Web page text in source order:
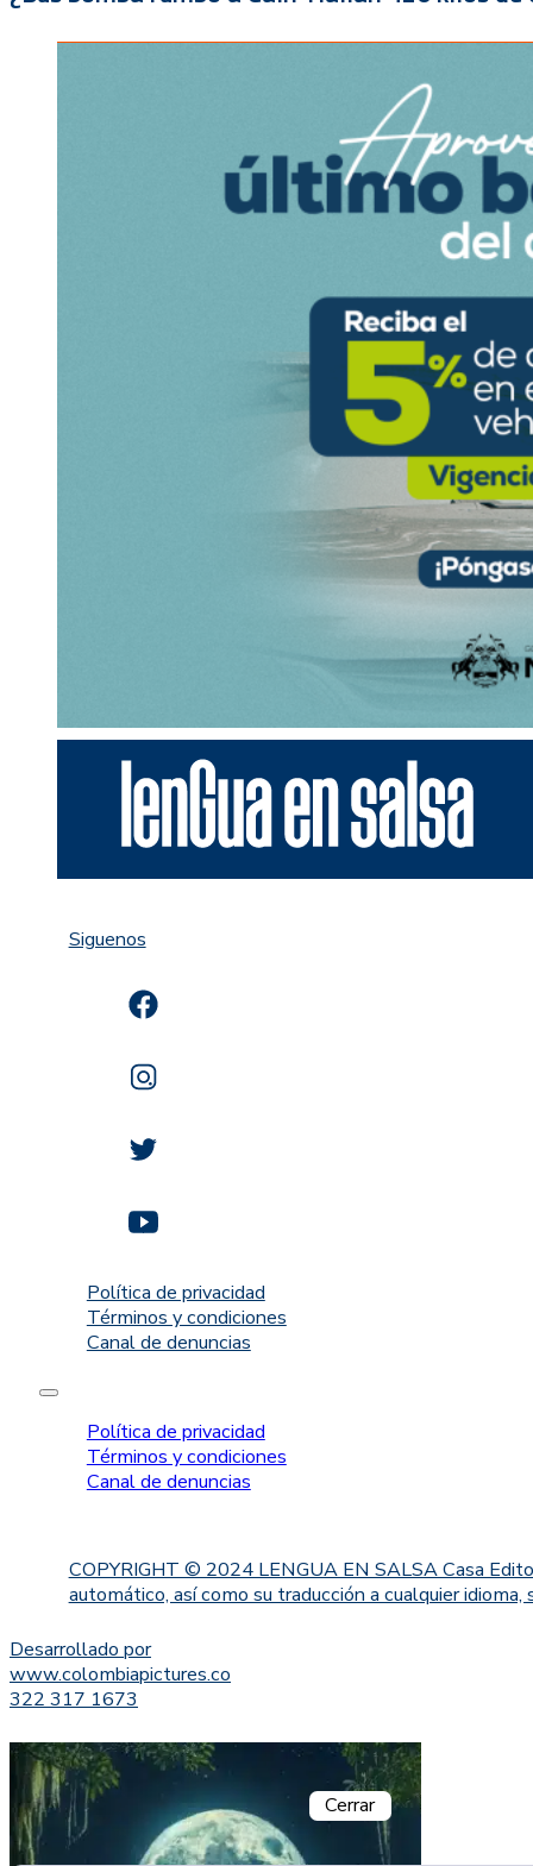
Siguenos
Política de privacidad
Términos y condiciones
Canal de denuncias
Política de privacidad
Términos y condiciones
Canal de denuncias
COPYRIGHT © 2024 LENGUA EN SALSA Casa
automático, así como su traducción a cualquier
Desarrollado por
www.colombiapictures.co
322 317 1673
Cerrar